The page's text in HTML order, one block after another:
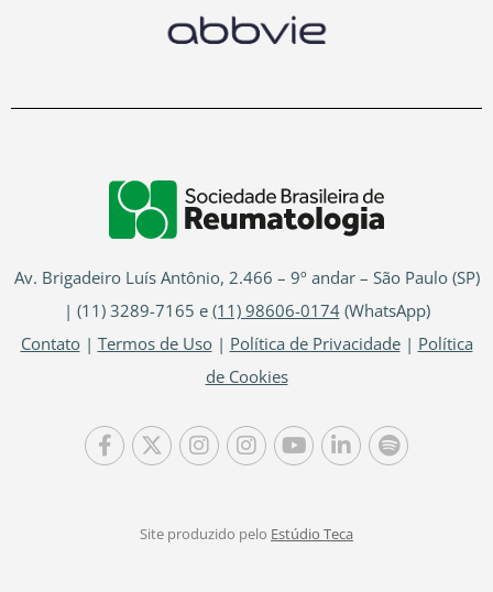
Av. Brigadeiro Luís Antônio, 2.466 – 9º andar – São Paulo (SP)
| (11) 3289-7165 e (11) 98606-0174(WhatsApp)
Contato| Termos de Uso| Política de Privacidade| Política
de Cookies
Site produzido pelo Estúdio Teca